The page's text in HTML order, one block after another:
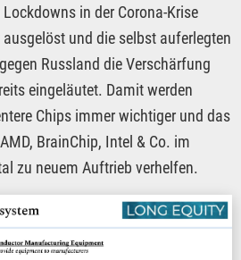
in der Corona-Krise
und die selbst auferlegten
Russland die Verschärfung
eingeläutet. Damit werden
Chips immer wichtiger und das
BrainChip, Intel & Co. im
zu neuem Auftrieb verhelfen.